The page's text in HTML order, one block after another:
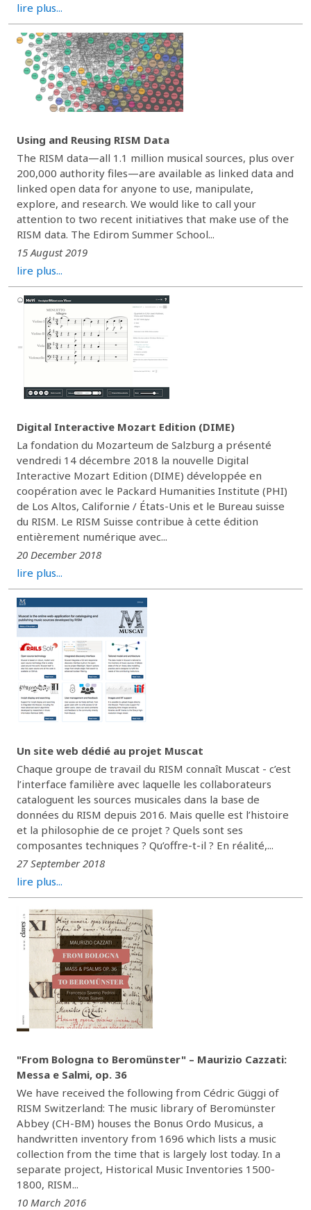
lire plus...
Using and Reusing RISM Data
The RISM data—all 1.1 million musical sources, plus over
200,000 authority files—are available as linked data and
linked open data for anyone to use, manipulate,
explore, and research. We would like to call your
attention to two recent initiatives that make use of the
RISM data. The Edirom Summer School...
15 August 2019
lire plus...
Digital Interactive Mozart Edition (DIME)
La fondation du Mozarteum de Salzburg a présenté
vendredi 14 décembre 2018 la nouvelle Digital
Interactive Mozart Edition (DIME) développée en
coopération avec le Packard Humanities Institute (PHI)
de Los Altos, Californie / États-Unis et le Bureau suisse
du RISM. Le RISM Suisse contribue à cette édition
entièrement numérique avec...
20 December 2018
lire plus...
Un site web dédié au projet Muscat
Chaque groupe de travail du RISM connaît Muscat - c’est
l’interface familière avec laquelle les collaborateurs
cataloguent les sources musicales dans la base de
données du RISM depuis 2016. Mais quelle est l’histoire
et la philosophie de ce projet ? Quels sont ses
composantes techniques ? Qu’offre-t-il ? En réalité,...
27 September 2018
lire plus...
"From Bologna to Beromünster" – Maurizio Cazzati:
Messa e Salmi, op. 36
We have received the following from Cédric Güggi of
RISM Switzerland: The music library of Beromünster
Abbey (CH-BM) houses the Bonus Ordo Musicus, a
handwritten inventory from 1696 which lists a music
collection from the time that is largely lost today. In a
separate project, Historical Music Inventories 1500-
1800, RISM...
10 March 2016